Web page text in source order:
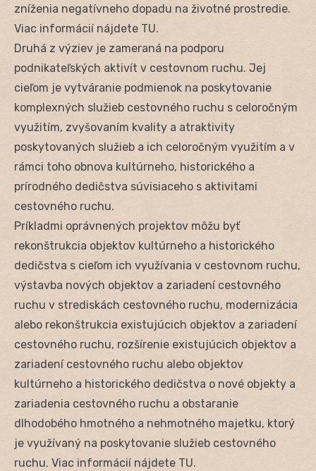
zníženia negatívneho dopadu na životné prostredie.
Viac informácií nájdete TU.
Druhá z výziev je zameraná na podporu
podnikateľských aktivít v cestovnom ruchu. Jej
cieľom je vytváranie podmienok na poskytovanie
komplexných služieb cestovného ruchu s celoročným
využitím, zvyšovaním kvality a atraktivity
poskytovaných služieb a ich celoročným využitím a v
rámci toho obnova kultúrneho, historického a
prírodného dedičstva súvisiaceho s aktivitami
cestovného ruchu.
Príkladmi oprávnených projektov môžu byť
rekonštrukcia objektov kultúrneho a historického
dedičstva s cieľom ich využívania v cestovnom ruchu,
výstavba nových objektov a zariadení cestovného
ruchu v strediskách cestovného ruchu, modernizácia
alebo rekonštrukcia existujúcich objektov a zariadení
cestovného ruchu, rozšírenie existujúcich objektov a
zariadení cestovného ruchu alebo objektov
kultúrneho a historického dedičstva o nové objekty a
zariadenia cestovného ruchu a obstaranie
dlhodobého hmotného a nehmotného majetku, ktorý
je využívaný na poskytovanie služieb cestovného
ruchu. Viac informácií nájdete TU.